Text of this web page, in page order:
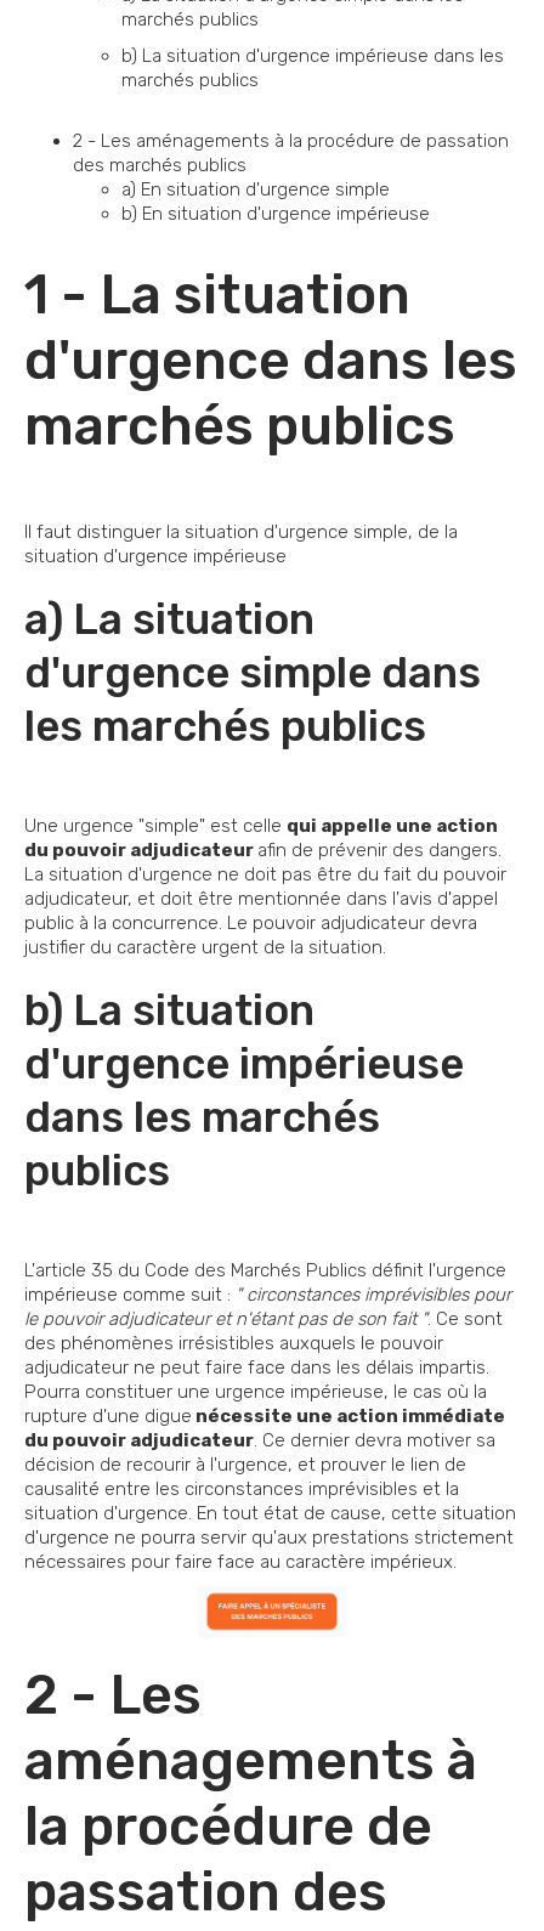
marchés publics
b) La situation d'urgence impérieuse dans les
marchés publics
2 - Les aménagements à la procédure de passation
des marchés publics
a) En situation d'urgence simple
b) En situation d'urgence impérieuse
1 - La situation
d'urgence dans les
marchés publics
Il faut distinguer la situation d'urgence simple, de la
situation d'urgence impérieuse
a) La situation
d'urgence simple dans
les marchés publics
Une urgence "simple" est celle qui appelle une action
du pouvoir adjudicateur afin de prévenir des dangers.
La situation d'urgence ne doit pas être du fait du pouvoir
adjudicateur, et doit être mentionnée dans l'avis d'appel
public à la concurrence. Le pouvoir adjudicateur devra
justifier du caractère urgent de la situation.
b) La situation
d'urgence impérieuse
dans les marchés
publics
L'article 35 du Code des Marchés Publics définit l'urgence
impérieuse comme suit : " circonstances imprévisibles pour
le pouvoir adjudicateur et n'étant pas de son fait ". Ce sont
des phénomènes irrésistibles auxquels le pouvoir
adjudicateur ne peut faire face dans les délais impartis.
Pourra constituer une urgence impérieuse, le cas où la
rupture d'une digue nécessite une action immédiate
du pouvoir adjudicateur . Ce dernier devra motiver sa
décision de recourir à l'urgence, et prouver le lien de
causalité entre les circonstances imprévisibles et la
situation d'urgence. En tout état de cause, cette situation
d'urgence ne pourra servir qu'aux prestations strictement
nécessaires pour faire face au caractère impérieux.
2 - Les
aménagements à
la procédure de
passation des